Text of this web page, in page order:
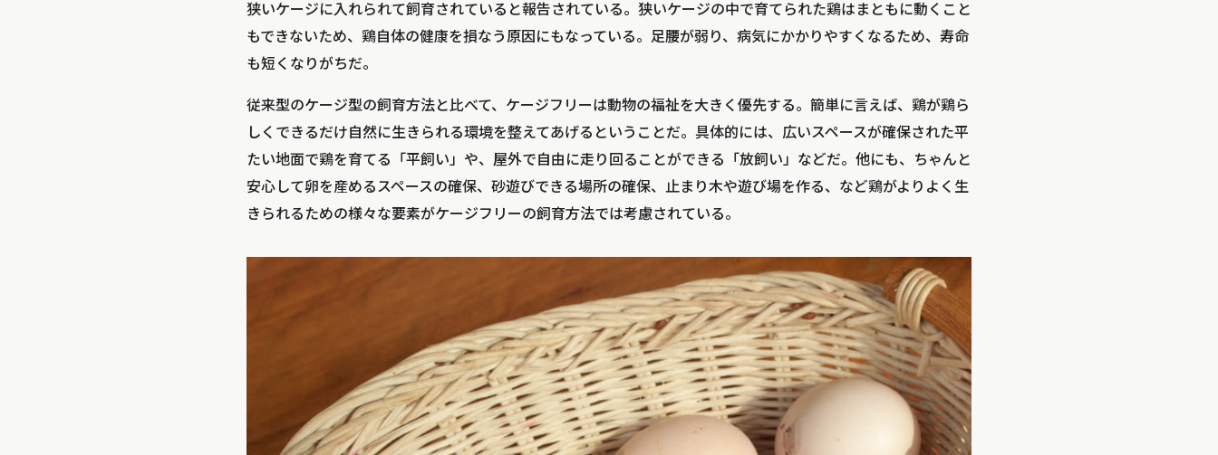
狭いケージに入れられて飼育されていると報告されている。狭いケージの中で育てられた鶏はまともに動くこと
もできないため、鶏自体の健康を損なう原因にもなっている。足腰が弱り、病気にかかりやすくなるため、寿命
も短くなりがちだ。
従来型のケージ型の飼育方法と比べて、ケージフリーは動物の福祉を大きく優先する。簡単に言えば、鶏が鶏ら
しくできるだけ自然に生きられる環境を整えてあげるということだ。具体的には、広いスペースが確保された平
たい地面で鶏を育てる「平飼い」や、屋外で自由に走り回ることができる「放飼い」などだ。他にも、ちゃんと
安心して卵を産めるスペースの確保、砂遊びできる場所の確保、止まり木や遊び場を作る、など鶏がよりよく生
きられるための様々な要素がケージフリーの飼育方法では考慮されている。